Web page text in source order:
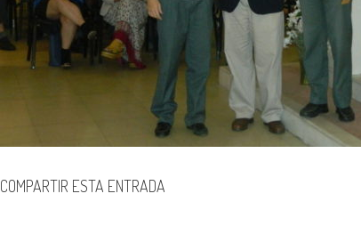
COMPARTIR ESTA ENTRADA